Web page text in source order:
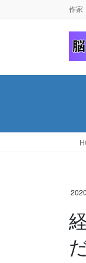
へ
プ
ョ
動
作家